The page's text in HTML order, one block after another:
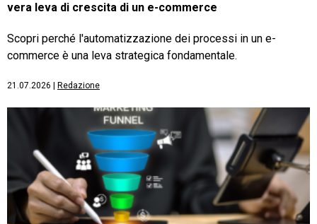
vera leva di crescita di un e-commerce
Scopri perché l'automatizzazione dei processi in un e-
commerce è una leva strategica fondamentale.
21.07.2026 Redazione